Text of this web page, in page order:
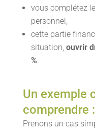
vous complétez
personnel,
cette partie
situation, ouvrir
%.
Un exemple
comprendre :
Prenons un cas